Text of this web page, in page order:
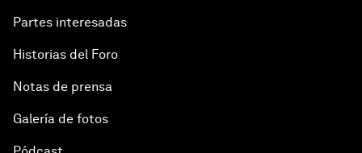
Partes interesadas
Historias del Foro
Notas de prensa
Galería de fotos